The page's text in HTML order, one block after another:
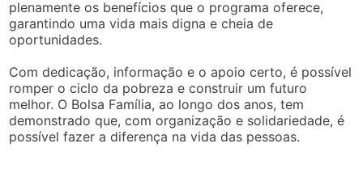
plenamente os benefícios que o programa oferece,
garantindo uma vida mais digna e cheia de
oportunidades.
Com dedicação, informação e o apoio certo, é possível
romper o ciclo da pobreza e construir um futuro
melhor. O Bolsa Família, ao longo dos anos, tem
demonstrado que, com organização e solidariedade, é
possível fazer a diferença na vida das pessoas.